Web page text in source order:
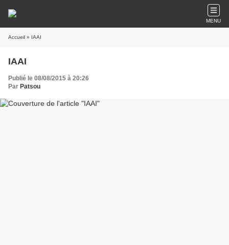
MENU
Accueil » IAAI
IAAI
Publié le 08/08/2015 à 20:26
Par Patsou